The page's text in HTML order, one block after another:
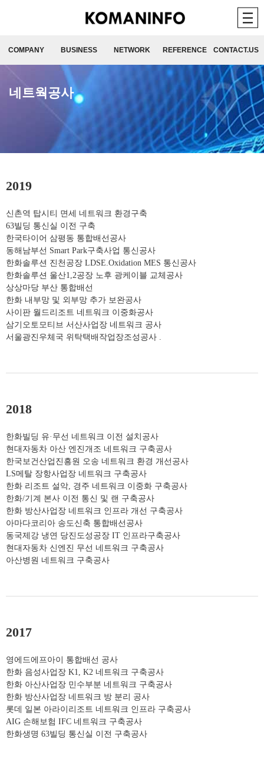
COMPANY BUSINESS NETWORK REFERENCE CONTACT.US
네트웍공사
2019
신촌역 탑시티 면세 네트워크 환경구축
63빌딩 통신실 이전 구축
한국타이어 삼평동 통합배선공사
동해남부선 Smart Park구축사업 통신공사
한화솔루션 진천공장 LDSE.Oxidation MES 통신공사
한화솔루션 울산1,2공장 노후 광케이블 교체공사
상상마당 부산 통합배선
한화 내부망 및 외부망 추가 보완공사
사이판 월드리조트 네트워크 이중화공사
삼기오토모티브 서산사업장 네트워크 공사
서울광진우체국 위탁택배작업장조성공사 .
2018
한화빌딩 유·무선 네트워크 이전 설치공사
현대자동차 아산 엔진개조 네트워크 구축공사
한국보건산업진흥원 오송 네트워크 환경 개선공사
LS메탈 장항사업장 네트워크 구축공사
한화 리조트 설악, 경주 네트워크 이중화 구축공사
한화/기계 본사 이전 통신 및 랜 구축공사
한화 방산사업장 네트워크 인프라 개선 구축공사
아마다코리아 송도신축 통합배선공사
동국제강 냉연 당진도성공장 IT 인프라구축공사
현대자동차 신엔진 무선 네트워크 구축공사
아산병원 네트워크 구축공사
2017
영에드에프아이 통합배선 공사
한화 음성사업장 K1, K2 네트워크 구축공사
한화 아산사업장 민수부분 네트워크 구축공사
한화 방산사업장 네트워크 방 분리 공사
롯데 일본 아라이리조트 네트워크 인프라 구축공사
AIG 손해보험 IFC 네트워크 구축공사
한화생명 63빌딩 통신실 이전 구축공사